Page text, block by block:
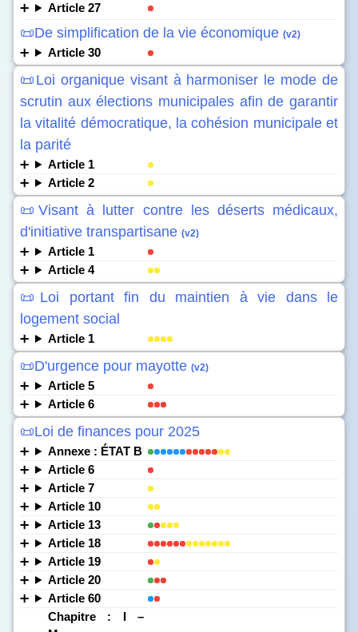
Article 27
📜De simplification de la vie économique (v2)
Article 30
📜Loi organique visant à harmoniser le mode de
scrutin aux élections municipales afin de garantir
la vitalité démocratique, la cohésion municipale et
la parité
Article 1
Article 2
📜Visant à lutter contre les déserts médicaux,
d'initiative transpartisane (v2)
Article 1
Article 4
📜Loi portant fin du maintien à vie dans le
logement social
Article 1
📜D'urgence pour mayotte (v2)
Article 5
Article 6
📜Loi de finances pour 2025
Annexe : ÉTAT B
Article 6
Article 7
Article 10
Article 13
Article 18
Article 19
Article 20
Article 60
Chapitre : I –